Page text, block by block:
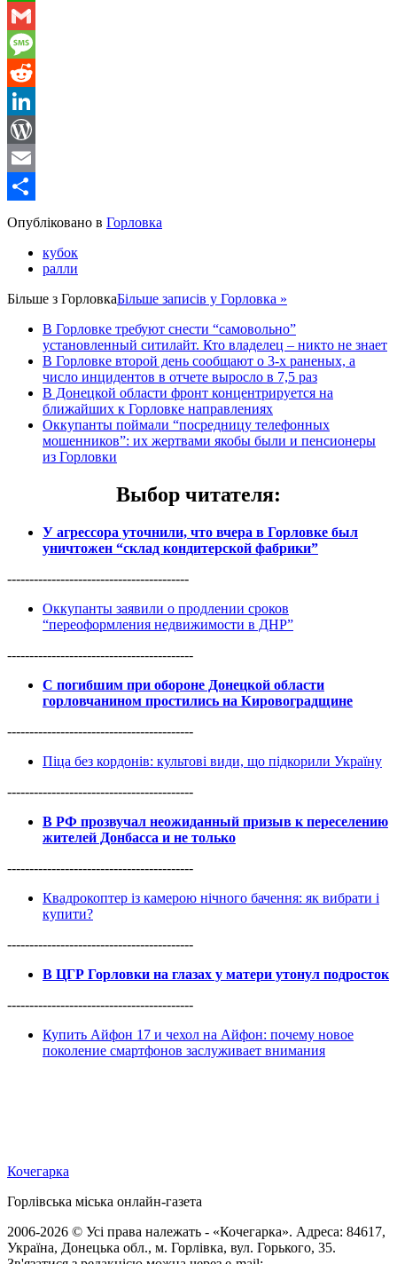
WhatsApp
Gmail
Message
Reddit
LinkedIn
WordPress
Email
Share
Опубліковано в Горловка
кубок
ралли
Більше з ГорловкаБільше записів у Горловка »
В Горловке требуют снести “самовольно”
установленный ситилайт. Кто владелец – никто не знает
В Горловке второй день сообщают о 3-х раненых, а
число инцидентов в отчете выросло в 7,5 раз
В Донецкой области фронт концентрируется на
ближайших к Горловке направлениях
Оккупанты поймали “посредницу телефонных
мошенников”: их жертвами якобы были и пенсионеры
из Горловки
Выбор читателя:
У агрессора уточнили, что вчера в Горловке был
уничтожен “склад кондитерской фабрики”
-----------------------------------------
Оккупанты заявили о продлении сроков
“переоформления недвижимости в ДНР”
------------------------------------------
С погибшим при обороне Донецкой области
горловчанином простились на Кировоградщине
------------------------------------------
Піца без кордонів: культові види, що підкорили Україну
------------------------------------------
В РФ прозвучал неожиданный призыв к переселению
жителей Донбасса и не только
------------------------------------------
Квадрокоптер із камерою нічного бачення: як вибрати і
купити?
------------------------------------------
В ЦГР Горловки на глазах у матери утонул подросток
------------------------------------------
Купить Айфон 17 и чехол на Айфон: почему новое
поколение смартфонов заслуживает внимания
Кочегарка
Горлівська міська онлайн-газета
2006-2026 © Усі права належать - «Кочегарка». Адреса: 84617,
Україна, Донецька обл., м. Горлівка, вул. Горького, 35.